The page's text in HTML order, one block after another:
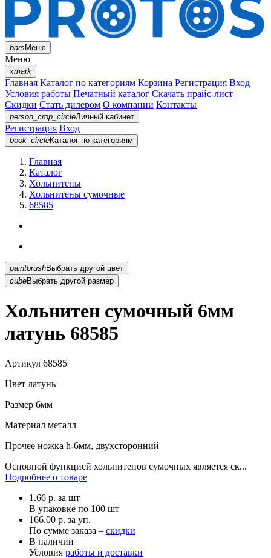
barsМеню
Меню
xmark
Главная Каталог по категориям Корзина Регистрация Вход
Условия работы Печатный каталог Скачать прайс-лист
Скидки Стать дилером О компании Контакты
person_crop_circleЛичный кабинет
Регистрация Вход
book_circleКаталог по категориям
Главная
Каталог
Хольнитены
Хольнитены сумочные
68585
paintbrush
Выбрать другой цвет
cubeВыбрать другой размер
Хольнитен сумочный 6мм
латунь 68585
Артикул 68585
Цвет латунь
Размер 6мм
Материал металл
Прочее ножка h-6мм, двухсторонний
Основной функцией хольнитенов сумочных является ск...
Подробнее о товаре
1.66 р. за шт
В упаковке по 100 шт
166.00 р. за уп.
По сумме заказа – скидки
В наличии
Условия работы и доставки